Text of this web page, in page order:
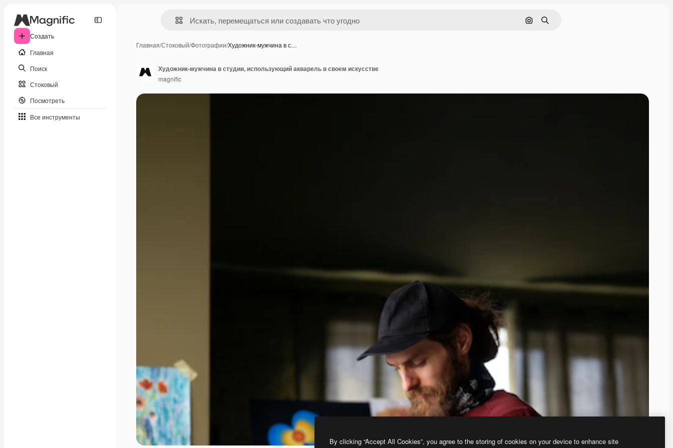
Создать
Главная
Поиск
Стоковый
Посмотреть
Все инструменты
Поиск по изображению
Поиск
Главная/Стоковый/Фотографии/Художник-мужчина в с…
Художник-мужчина в студии, использующий акварель в своем искусстве
magnific
By clicking “Accept All Cookies”, you agree to the storing of cookies on your device to enhance site